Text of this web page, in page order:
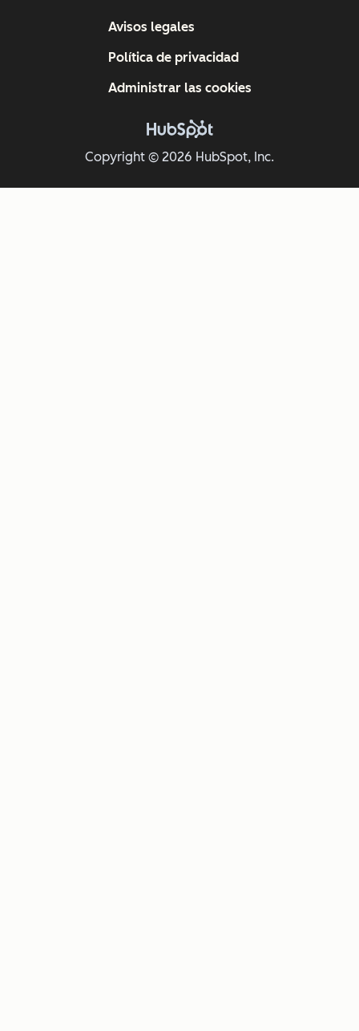
Copyright © 2026 HubSpot, Inc.
Avisos legales
Política de privacidad
Administrar las cookies